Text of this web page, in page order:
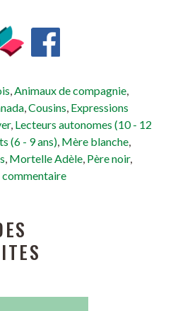
,Animaux de compagnie,
,Cousins, Expressions
, Lecteurs autonomes (10 - 12
(6 - 9 ans), Mère blanche,
, Mortelle Adèle, Père noir,
commentaire